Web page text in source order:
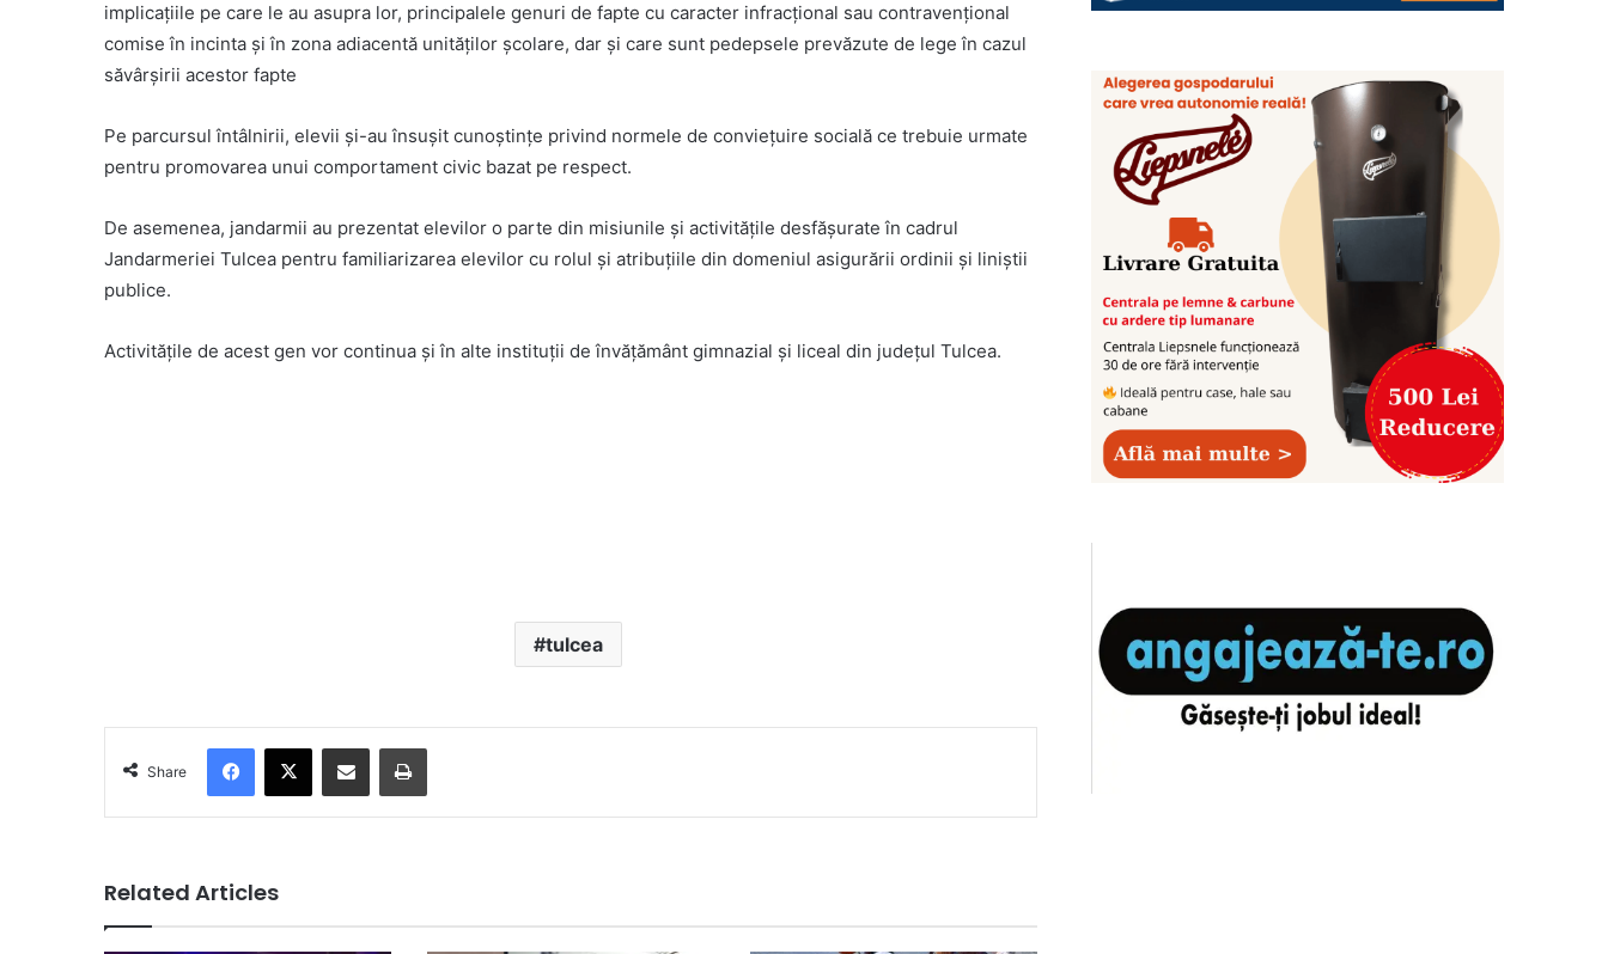
implicaţiile pe care le au asupra lor, principalele genuri de fapte cu caracter infracţional sau contravenţional
comise în incinta şi în zona adiacentă unităţilor şcolare, dar şi care sunt pedepsele prevăzute de lege în cazul
săvârşirii acestor fapte
Pe parcursul întâlnirii, elevii şi-au însuşit cunoştinţe privind normele de convieţuire socială ce trebuie urmate
pentru promovarea unui comportament civic bazat pe respect.
De asemenea, jandarmii au prezentat elevilor o parte din misiunile şi activităţile desfăşurate în cadrul
Jandarmeriei Tulcea pentru familiarizarea elevilor cu rolul şi atribuţiile din domeniul asigurării ordinii şi liniştii
publice.
Activităţile de acest gen vor continua şi în alte instituţii de învăţământ gimnazial şi liceal din judeţul Tulcea.
tulcea
Share
Related Articles